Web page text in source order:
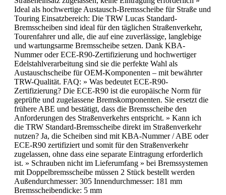
Ideal als hochwertige Austausch-Bremsscheibe für Straße und
Touring Einsatzbereich: Die TRW Lucas Standard-
Bremsscheiben sind ideal für den täglichen Straßenverkehr,
Tourenfahrer und alle, die auf eine zuverlässige, langlebige
und wartungsarme Bremsscheibe setzen. Dank KBA-
Nummer oder ECE-R90-Zertifizierung und hochwertiger
Edelstahlverarbeitung sind sie die perfekte Wahl als
Austauschscheibe für OEM-Komponenten – mit bewährter
TRW-Qualität. FAQ: » Was bedeutet ECE-R90-
Zertifizierung? Die ECE-R90 ist die europäische Norm für
geprüfte und zugelassene Bremskomponenten. Sie ersetzt die
frühere ABE und bestätigt, dass die Bremsscheibe den
Anforderungen des Straßenverkehrs entspricht. » Kann ich
die TRW Standard-Bremsscheibe direkt im Straßenverkehr
nutzen? Ja, die Scheiben sind mit KBA-Nummer / ABE oder
ECE-R90 zertifiziert und somit für den Straßenverkehr
zugelassen, ohne dass eine separate Eintragung erforderlich
ist. » Schrauben nicht im Lieferumfang » bei Bremssystemen
mit Doppelbremsscheibe müssen 2 Stück bestellt werden
Außendurchmesser: 305 Innendurchmesser: 181 mm
Bremsscheibendicke: 5 mm